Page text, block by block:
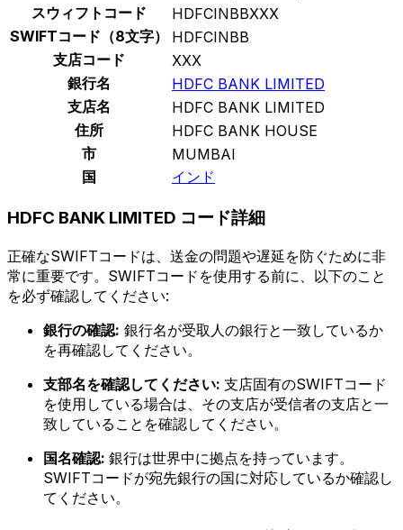
スウィフトコード
HDFCINBBXXX
SWIFTコード（8文字）
HDFCINBB
支店コード
XXX
銀行名
HDFC BANK LIMITED
支店名
HDFC BANK LIMITED
住所
HDFC BANK HOUSE
市
MUMBAI
国
インド
HDFC BANK LIMITED コード詳細
正確なSWIFTコードは、送金の問題や遅延を防ぐために非
常に重要です。SWIFTコードを使用する前に、以下のこと
を必ず確認してください:
銀行の確認: 銀行名が受取人の銀行と一致しているか
を再確認してください。
支部名を確認してください: 支店固有のSWIFTコード
を使用している場合は、その支店が受信者の支店と一
致していることを確認してください。
国名確認: 銀行は世界中に拠点を持っています。
SWIFTコードが宛先銀行の国に対応しているか確認し
てください。